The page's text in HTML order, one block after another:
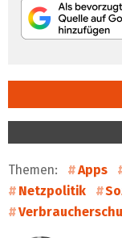
Themen: Apps
Netzpolitik